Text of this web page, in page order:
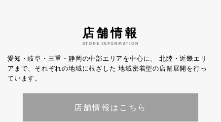
店舗情報
STORE INFORMATION
愛知・岐阜・三重・静岡の中部エリアを中心に、
北陸・近畿エリ
アまで、それぞれの地域に根ざした 地域密着型の店舗展開を行っ
ています。
店舗情報はこちら